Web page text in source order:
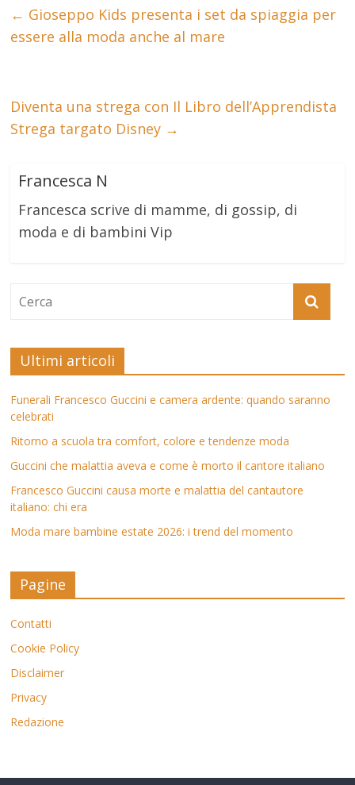
← Gioseppo Kids presenta i set da spiaggia per
essere alla moda anche al mare
Diventa una strega con Il Libro dell’Apprendista
Strega targato Disney →
Francesca N
Francesca scrive di mamme, di gossip, di
moda e di bambini Vip
Ultimi articoli
Funerali Francesco Guccini e camera ardente: quando saranno
celebrati
Ritorno a scuola tra comfort, colore e tendenze moda
Guccini che malattia aveva e come è morto il cantore italiano
Francesco Guccini causa morte e malattia del cantautore
italiano: chi era
Moda mare bambine estate 2026: i trend del momento
Pagine
Contatti
Cookie Policy
Disclaimer
Privacy
Redazione